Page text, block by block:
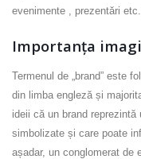
evenimente , prezentări
Importanța
Termenul de „brand” este
din limba engleză și
ideii că un brand
simbolizate și care poate
așadar, un conglomerat de